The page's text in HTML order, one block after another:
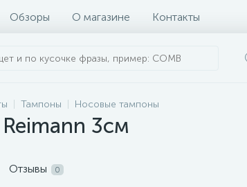
Обзоры О магазине Контакты
Тампоны Носовые тампоны
3см
Отзывы 0